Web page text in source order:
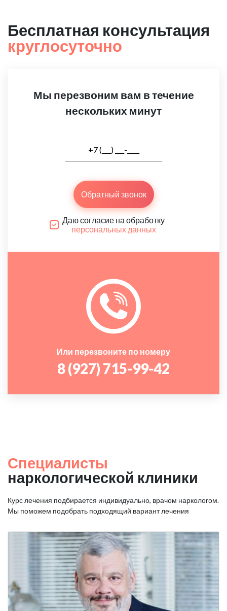
Бесплатная консультация
круглосуточно
Мы перезвоним вам в течение
нескольких минут
Обратный звонок
Даю согласие на обработку
персональных данных
Или перезвоните по номеру
8 (927) 715-99-42
Специалисты
наркологической клиники
Курс лечения подбирается индивидуально, врачом наркологом.
Мы поможем подобрать подходящий вариант лечения